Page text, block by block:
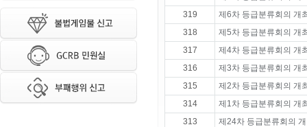
319
제6차 등급분류회의 개
318
제5차 등급분류회의 개
317
제4차 등급분류회의 개
316
제3차 등급분류회의 개
315
제2차 등급분류회의 개
314
제1차 등급분류회의 개
313
제24차 등급분류회의